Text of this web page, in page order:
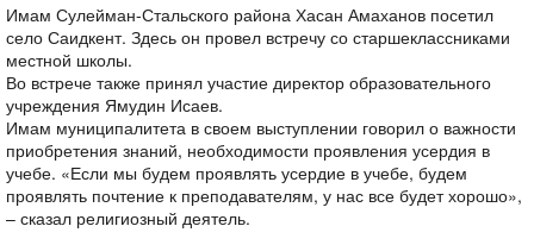
Имам Сулейман-Стальского района Хасан Амаханов посетил
село Саидкент. Здесь он провел встречу со старшеклассниками
местной школы.
Во встрече также принял участие директор образовательного
учреждения Ямудин Исаев.
Имам муниципалитета в своем выступлении говорил о важности
приобретения знаний, необходимости проявления усердия в
учебе. «Если мы будем проявлять усердие в учебе, будем
проявлять почтение к преподавателям, у нас все будет хорошо»,
– сказал религиозный деятель.